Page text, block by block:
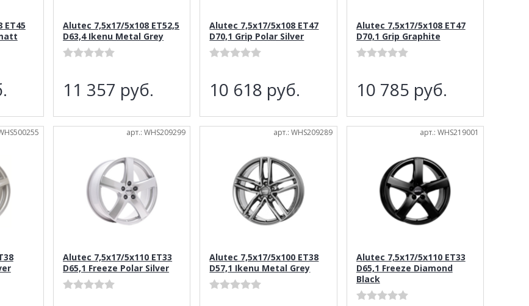
ET45
Alutec 7,5x17/5x108 ET52,5
D63,4 Ikenu Metal Grey
11 357 руб.
Alutec 7,5x17/5x108 ET47
D70,1 Grip Polar Silver
10 618 руб.
Alutec 7,5x17/5x108 ET47
D70,1 Grip Graphite
10 785 руб.
арт.: WHS209299
Alutec 7,5x17/5x110 ET33
D65,1 Freeze Polar Silver
арт.: WHS209289
Alutec 7,5x17/5x100 ET38
D57,1 Ikenu Metal Grey
арт.: WHS219001
Alutec 7,5x17/5x110 ET33
D65,1 Freeze Diamond
Black